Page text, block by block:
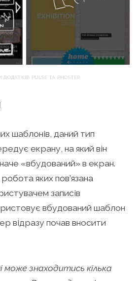
PULSE ТА PHOSTER
шаблонів, даний тип
екрану, на який він
«вбудований» в екран.
яких пов’язана
записів
вбудований шаблон
відразу почав вносити
може знаходитись кілька